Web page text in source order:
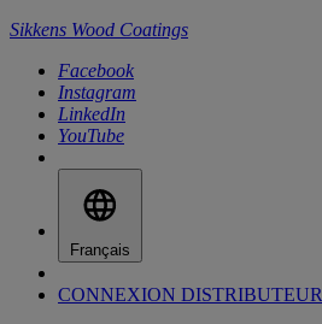
Sikkens Wood Coatings
Facebook
Instagram
LinkedIn
YouTube
Français
CONNEXION DISTRIBUTEUR